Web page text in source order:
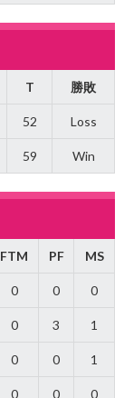
T 勝敗
52 Loss
59 Win
FTM PF MS
0 0 0
0 3 1
0 0 1
0 0 0